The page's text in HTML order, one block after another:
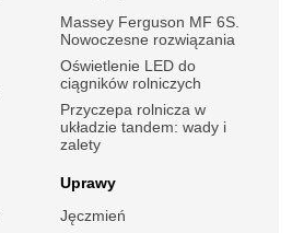
Massey Ferguson MF 6S.
Nowoczesne rozwiązania
Oświetlenie LED do
ciągników rolniczych
Przyczepa rolnicza w
układzie tandem: wady i
zalety
Uprawy
Jęczmień